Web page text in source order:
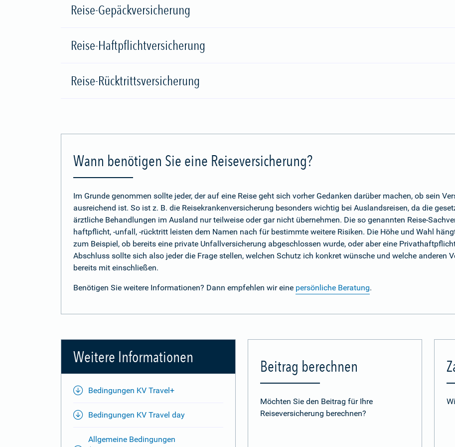
Reise-Gepäckversicherung
Reise-Haftpflichtversicherung
Reise-Rücktrittsversicherung
Wann benötigen Sie eine Reiseversicherung?
Im Grunde genommen sollte jeder, der auf eine Reise geht sich vorher Gedanken darüber machen, ob sein
ausreichend ist. So ist z. B. die Reisekrankenversicherung besonders wichtig bei Auslandsreisen, da die
ärztliche Behandlungen im Ausland nur teilweise oder gar nicht übernehmen. Die so genannten Reise-
haftpflicht, -unfall, -rücktritt leisten dem Namen nach für bestimmte weitere Risiken. Die Höhe und Wahl
zum Beispiel, ob bereits eine private Unfallversicherung abgeschlossen wurde, oder aber eine
Abschluss sollte sich also jeder die Frage stellen, welchen Schutz ich konkret wünsche und welche anderen
bereits mit einschließen.
Benötigen Sie weitere Informationen? Dann empfehlen wir eine persönliche Beratung.
Weitere Informationen
Bedingungen KV Travel+
Bedingungen KV Travel day
Allgemeine Bedingungen
Beitrag berechnen
Möchten Sie den Beitrag für Ihre
Reiseversicherung berechnen?